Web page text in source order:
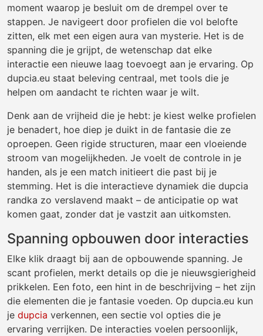
moment waarop je besluit om de drempel over te
stappen. Je navigeert door profielen die vol belofte
zitten, elk met een eigen aura van mysterie. Het is de
spanning die je grijpt, de wetenschap dat elke
interactie een nieuwe laag toevoegt aan je ervaring. Op
dupcia.eu staat beleving centraal, met tools die je
helpen om aandacht te richten waar je wilt.
Denk aan de vrijheid die je hebt: je kiest welke profielen
je benadert, hoe diep je duikt in de fantasie die ze
oproepen. Geen rigide structuren, maar een vloeiende
stroom van mogelijkheden. Je voelt de controle in je
handen, als je een match initieert die past bij je
stemming. Het is die interactieve dynamiek die dupcia
randka zo verslavend maakt – de anticipatie op wat
komen gaat, zonder dat je vastzit aan uitkomsten.
Spanning opbouwen door interacties
Elke klik draagt bij aan de opbouwende spanning. Je
scant profielen, merkt details op die je nieuwsgierigheid
prikkelen. Een foto, een hint in de beschrijving – het zijn
die elementen die je fantasie voeden. Op dupcia.eu kun
je dupcia verkennen, een sectie vol opties die je
ervaring verrijken. De interacties voelen persoonlijk,